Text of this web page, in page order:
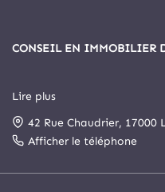
CONSEIL EN IMMOBILIER
Depuis 1999, Arthur Loyd
spécialisé en immobilier
rochelaise.
Lire plus
42 Rue Chaudrier, 17000
Afficher le téléphone